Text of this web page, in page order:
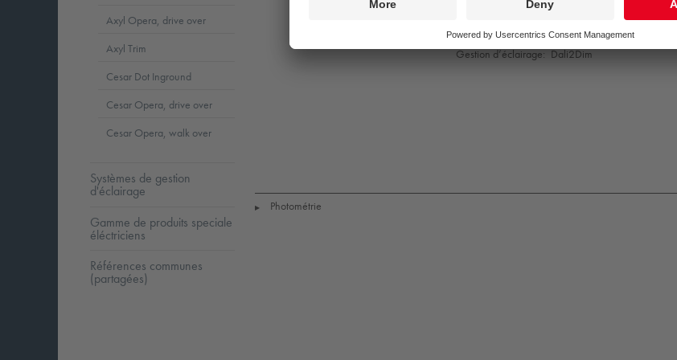
Vie utile nominale (B10)*:
L80 70000 h à 25 °C
Puissance du luminaire*: 9,8 W
Gestion d’éclairage: Dali2Dim
▶ Photométrie
Axyl Opera, drive over
Axyl Trim
Cesar Dot Inground
Cesar Opera, drive over
Cesar Opera, walk over
Systèmes de gestion
d'éclairage
Gamme de produits speciale
éléctriciens
Références communes
(partagées)